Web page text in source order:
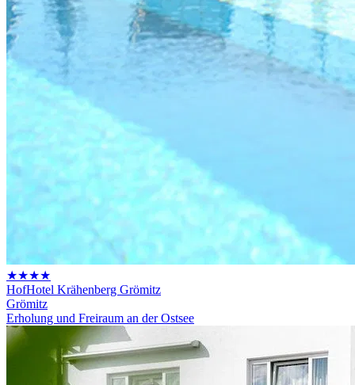
★★★★
HofHotel Krähenberg Grömitz
Grömitz
Erholung und Freiraum an der Ostsee